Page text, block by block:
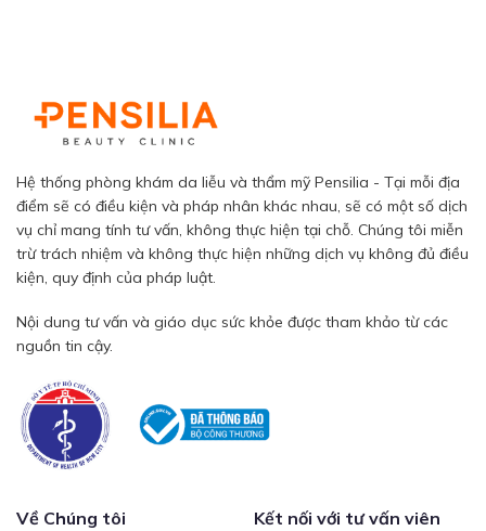
Hệ thống phòng khám da liễu và thẩm mỹ Pensilia - Tại mỗi địa
điểm sẽ có điều kiện và pháp nhân khác nhau, sẽ có một số dịch
vụ chỉ mang tính tư vấn, không thực hiện tại chỗ. Chúng tôi miễn
trừ trách nhiệm và không thực hiện những dịch vụ không đủ điều
kiện, quy định của pháp luật.
Nội dung tư vấn và giáo dục sức khỏe được tham khảo từ các
nguồn tin cậy.
Về Chúng tôi Kết nối với tư vấn viên